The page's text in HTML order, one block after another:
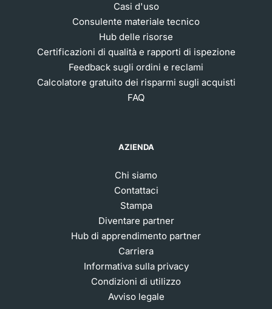
Casi d'uso
Consulente materiale tecnico
Hub delle risorse
Certificazioni di qualità e rapporti di ispezione
Feedback sugli ordini e reclami
Calcolatore gratuito dei risparmi sugli acquisti
FAQ
AZIENDA
Chi siamo
Contattaci
Stampa
Diventare partner
Hub di apprendimento partner
Carriera
Informativa sulla privacy
Condizioni di utilizzo
Avviso legale